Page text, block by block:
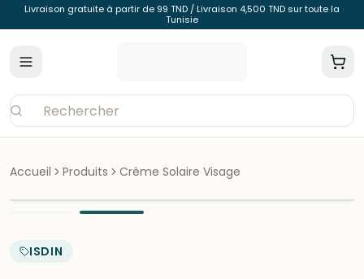
Livraison gratuite à partir de 99 TND / Livraison 4,500 TND sur toute la
Tunisie
Accueil Produits Crème Solaire Visage
ISDIN